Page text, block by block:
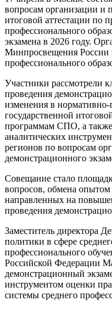
вопросам организации и
итоговой аттестации по
профессионального
экзамена в 2026 году.
Минпросвещения России
профессионального
Участники рассмотрели
проведения
изменения в
государственной
программам СПО, а
аналитических
регионов по вопросам
демонстрационного
Совещание стало
вопросов, обмена
направленных на
проведения
Заместитель директора
политики в сфере
профессионального
Российской Федерации
демонстрационный
инструментом оценки
системы среднего